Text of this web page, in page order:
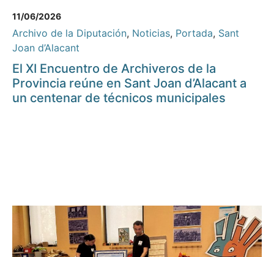
11/06/2026
Archivo de la Diputación, Noticias, Portada, Sant
Joan d’Alacant
El XI Encuentro de Archiveros de la
Provincia reúne en Sant Joan d’Alacant a
un centenar de técnicos municipales